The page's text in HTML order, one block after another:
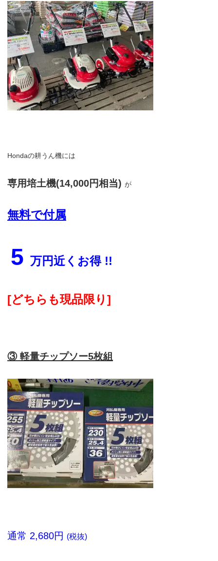
Hondaの耕うん機には
専用培土機(14,000円相当) が
無料で付属
5 万円近くお得 !!
[どちらも現品限り]
③ 軽量チップソー5枚組
通常 2,680円 (税抜)